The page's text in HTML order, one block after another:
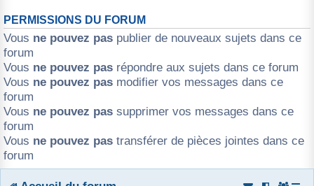
PERMISSIONS DU FORUM
Vous ne pouvez pas publier de nouveaux sujets dans ce
forum
Vous ne pouvez pas répondre aux sujets dans ce forum
Vous ne pouvez pas modifier vos messages dans ce
forum
Vous ne pouvez pas supprimer vos messages dans ce
forum
Vous ne pouvez pas transférer de pièces jointes dans ce
forum